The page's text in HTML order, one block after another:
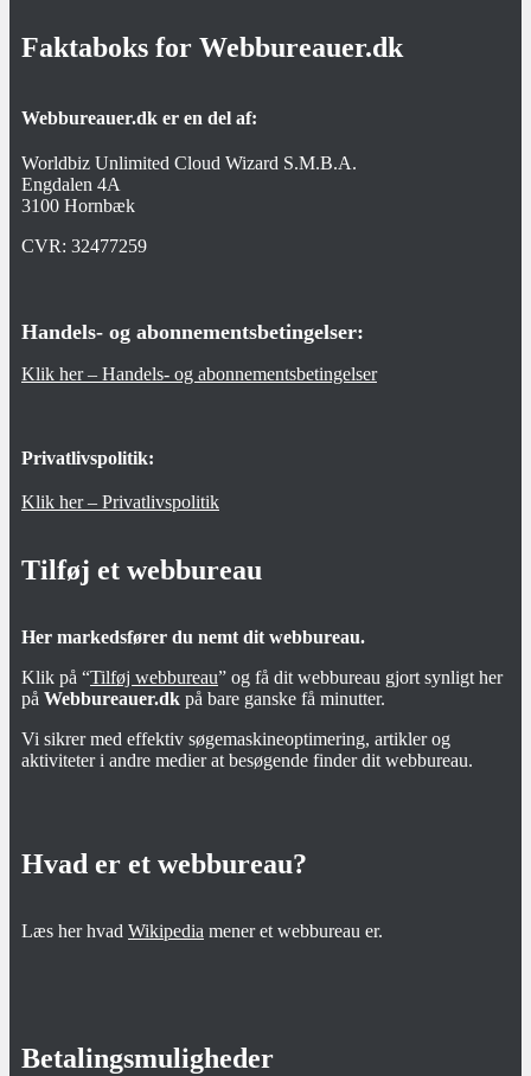
Faktaboks for Webbureauer.dk
Webbureauer.dk er en del af:
Worldbiz Unlimited Cloud Wizard S.M.B.A.
Engdalen 4A
3100 Hornbæk
CVR: 32477259
Handels- og abonnementsbetingelser:
Klik her – Handels- og abonnementsbetingelser
Privatlivspolitik:
Klik her – Privatlivspolitik
Tilføj et webbureau
Her markedsfører du nemt dit webbureau.
Klik på “Tilføj webbureau” og få dit webbureau gjort synligt her
på Webbureauer.dk på bare ganske få minutter.
Vi sikrer med effektiv søgemaskineoptimering, artikler og
aktiviteter i andre medier at besøgende finder dit webbureau.
Hvad er et webbureau?
Læs her hvad Wikipedia mener et webbureau er.
Betalingsmuligheder